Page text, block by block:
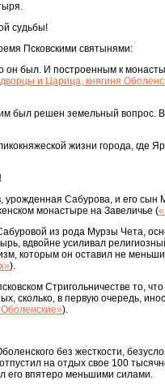
судьбы!
Псковскими святынями:
он был. И построенным к
и Царица, княгиня
был решен земельный вопрос.
жизни города, где
урожденная Сабурова, и его
монастыре на Завеличье (
из рода Мурзы Чета,
вдвойне усиливал
которым он оставил не
).
Стригольничестве то,
сколько, в первую очередь,
).
без жесткости,
на отдых свое 100
его впятеро меньшими силами.